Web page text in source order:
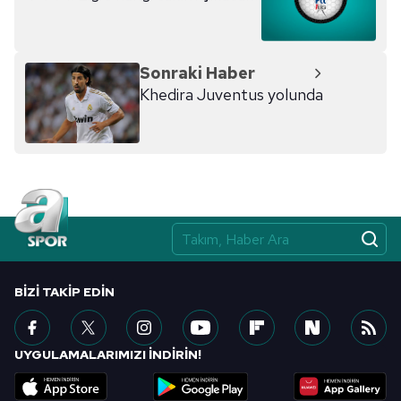
kılınması ve kişiselleştirilmesi ve sizlere yönelik
reklam/pazarlama faaliyetlerinin yapılması, amaçlarıyla
sınırlı olarak açık rızanız dahilinde kullanılacaktır.
Çerezlere ilişkin tercihlerinizi aşağıda yer alan panel
vasıtasıyla belirleyebilirsiniz. Çerezlere ilişkin detaylı bilgi
için Ayarlar butonuna tıklayabilir,
6698 sayılı Kişisel Verilerin Korunması Kanunu uyarınca
hazırlanmış Aydınlatma Metnimizi okumak ve sitemizde
ilgili mevzuata uygun olarak kullanılan çerezlerle ilgili bilgi
Sonraki Haber
Khedira Juventus yolunda
BIZI TAKIP EDIN
UYGULAMALARIMIZI İNDİRİN!